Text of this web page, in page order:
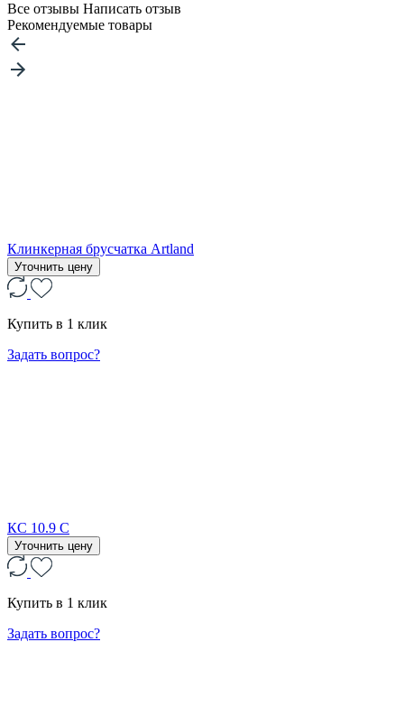
Все отзывы Написать отзыв
Рекомендуемые товары
Клинкерная брусчатка Artland
Уточнить цену
Купить в 1 клик
Задать вопрос?
КС 10.9 С
Уточнить цену
Купить в 1 клик
Задать вопрос?